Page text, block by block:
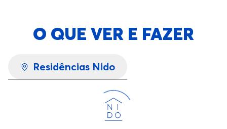
O QUE VER E FAZER
Residências Nido
Carregando...